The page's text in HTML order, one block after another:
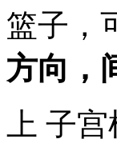
篮子，
方向，
上 子